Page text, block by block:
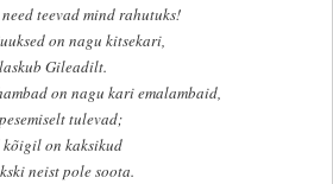
need teevad mind rahutuks!
on nagu kitsekari,
Gileadilt.
on nagu kari emalambaid,
tulevad;
on kaksikud
neist pole soota.